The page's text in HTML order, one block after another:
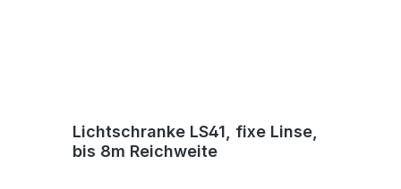
Lichtschranke LS41, fixe Linse,
bis 8m Reichweite